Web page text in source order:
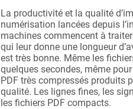
La productivité et la qualité
numérisation lancées depuis
machines commencent à
qui leur donne une longueur
est très bonne. Même les
quelques secondes, même
PDF très compressés produits
qualité. Les lignes fines, les
les fichiers PDF compacts.